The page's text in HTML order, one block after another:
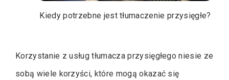
Kiedy potrzebne jest tłumaczenie przysięgłe?
Korzystanie z usług tłumacza przysięgłego niesie ze
sobą wiele korzyści, które mogą okazać się